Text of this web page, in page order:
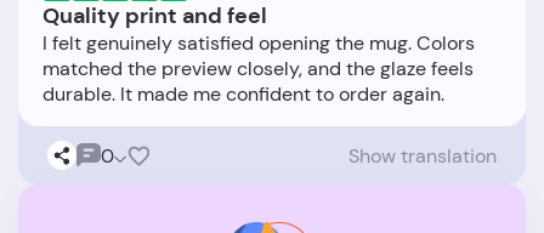
Quality print and feel
I felt genuinely satisfied opening the mug. Colors
matched the preview closely, and the glaze feels
0 Show translation